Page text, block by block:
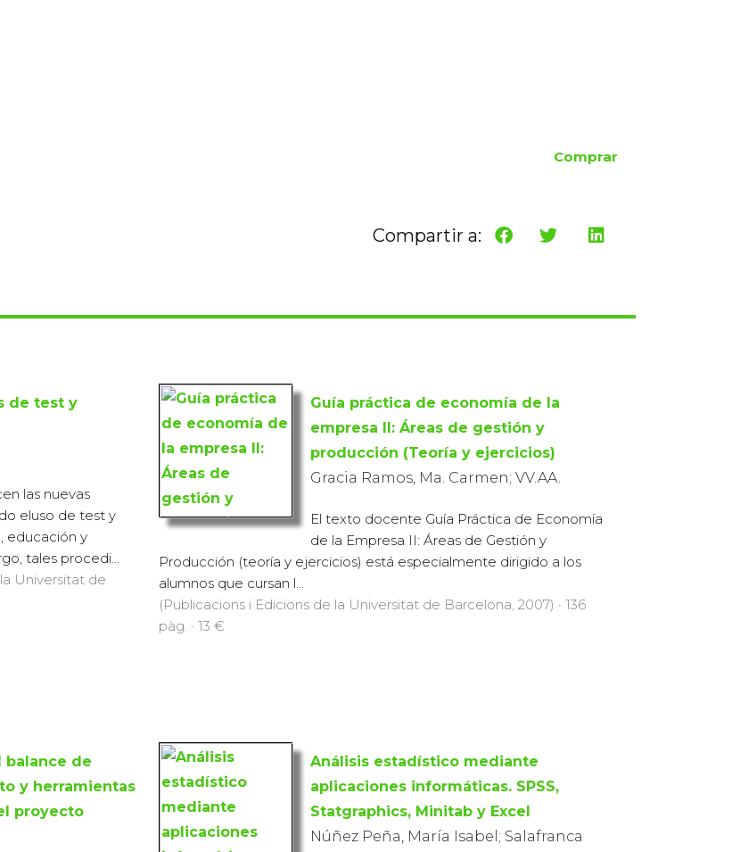
Comprar
Compartir a:
de test y
las nuevas
eluso de test y
educación y
tales procedi...
Universitat de
Guía práctica de economía de la
empresa II: Áreas de gestión y
producción (Teoría y ejercicios)
Gracia Ramos, Ma. Carmen; VV.AA.
El texto docente Guía Práctica de Economía
de la Empresa II: Áreas de Gestión y
Producción (teoría y ejercicios) está especialmente dirigido a los
alumnos que cursan l...
(Publicacions i Edicions de la Universitat de Barcelona, 2007) · 136
pàg. · 13 €
balance de
y herramientas
proyecto
Análisis estadístico mediante
aplicaciones informáticas. SPSS,
Statgraphics, Minitab y Excel
Núñez Peña, María Isabel; Salafranca